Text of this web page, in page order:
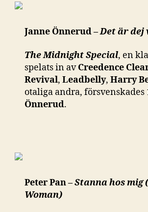
Janne Önnerud –Det är dej
The Midnight Special, en
spelats in avCreedence
Revival, Leadbelly, Harry
otaliga andra, försvenskades
Önnerud.
Peter Pan –Stanna hos mig
Woman)